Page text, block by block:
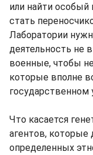
или найти
стать
Лаборатории
деятельность не
военные, чтобы
которые вполне
государственном
Что касается
агентов, которые
определенных